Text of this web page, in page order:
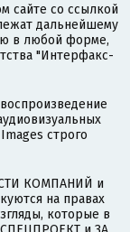
сайте со ссылкой
дальнейшему
в любой форме,
"Интерфакс-
строго
КОМПАНИЙ и
на правах
которые в